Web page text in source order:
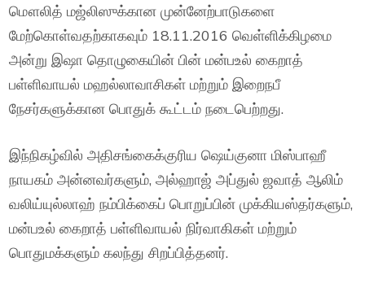
மௌலித் மஜ்லிஸுக்கான முன்னேற்பாடுகளை
மேற்கொள்வதற்காகவும் 18.11.2016 வெள்ளிக்கிழமை
அன்று இஷா தொழுகையின் பின் மன்பஉல் கைறாத்
பள்ளிவாயல் மஹல்லாவாசிகள் மற்றும் இறைநபீ
நேசர்களுக்கான பொதுக் கூட்டம் நடைபெற்றது.
இந்நிகழ்வில் அதிசங்கைக்குரிய ஷெய்குனா மிஸ்பாஹீ
நாயகம் அன்னவர்களும், அல்ஹாஜ் அப்துல் ஜவாத் ஆலிம்
வலிய்யுல்லாஹ் நம்பிக்கைப் பொறுப்பின் முக்கியஸ்தர்களும்,
மன்பஉல் கைறாத் பள்ளிவாயல் நிர்வாகிகள் மற்றும்
பொதுமக்களும் கலந்து சிறப்பித்தனர்.